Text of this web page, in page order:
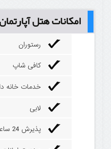
امکانات هتل
رستوران
کافی شاپ
خدمات خانه
لابی
پذیرش 24 ساعته